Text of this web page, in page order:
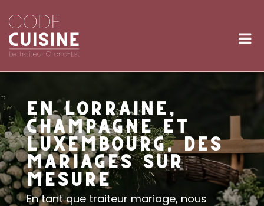
content
EN LORRAINE,
CHAMPAGNE ET
LUXEMBOURG, DES
MARIAGES SUR
MESURE
En tant que traiteur mariage, nous